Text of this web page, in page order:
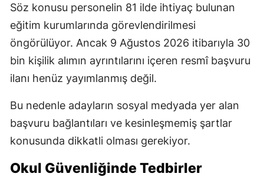
Söz konusu personelin 81 ilde ihtiyaç bulunan
eğitim kurumlarında görevlendirilmesi
öngörülüyor. Ancak 9 Ağustos 2026 itibarıyla 30
bin kişilik alımın ayrıntılarını içeren resmî başvuru
ilanı henüz yayımlanmış değil.
Bu nedenle adayların sosyal medyada yer alan
başvuru bağlantıları ve kesinleşmemiş şartlar
konusunda dikkatli olması gerekiyor.
Okul Güvenliğinde Tedbirler